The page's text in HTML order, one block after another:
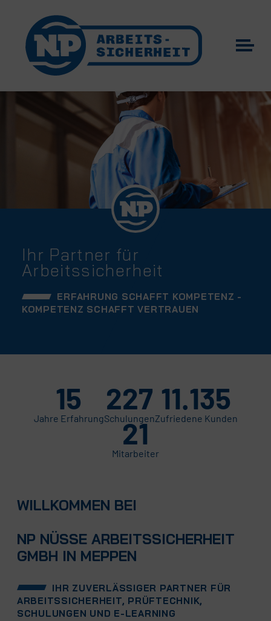
Ihr Partner für
Arbeitssicherheit
ERFAHRUNG SCHAFFT KOMPETENZ -
KOMPETENZ SCHAFFT VERTRAUEN
15
Jahre Erfahrung
227
Schulungen
11.135
Zufriedene Kunden
21
Mitarbeiter
WILLKOMMEN BEI
NP NÜSSE ARBEITSSICHERHEIT
GMBH IN MEPPEN
IHR ZUVERLÄSSIGER PARTNER FÜR
ARBEITSSICHERHEIT, PRÜFTECHNIK,
SCHULUNGEN UND E-LEARNING